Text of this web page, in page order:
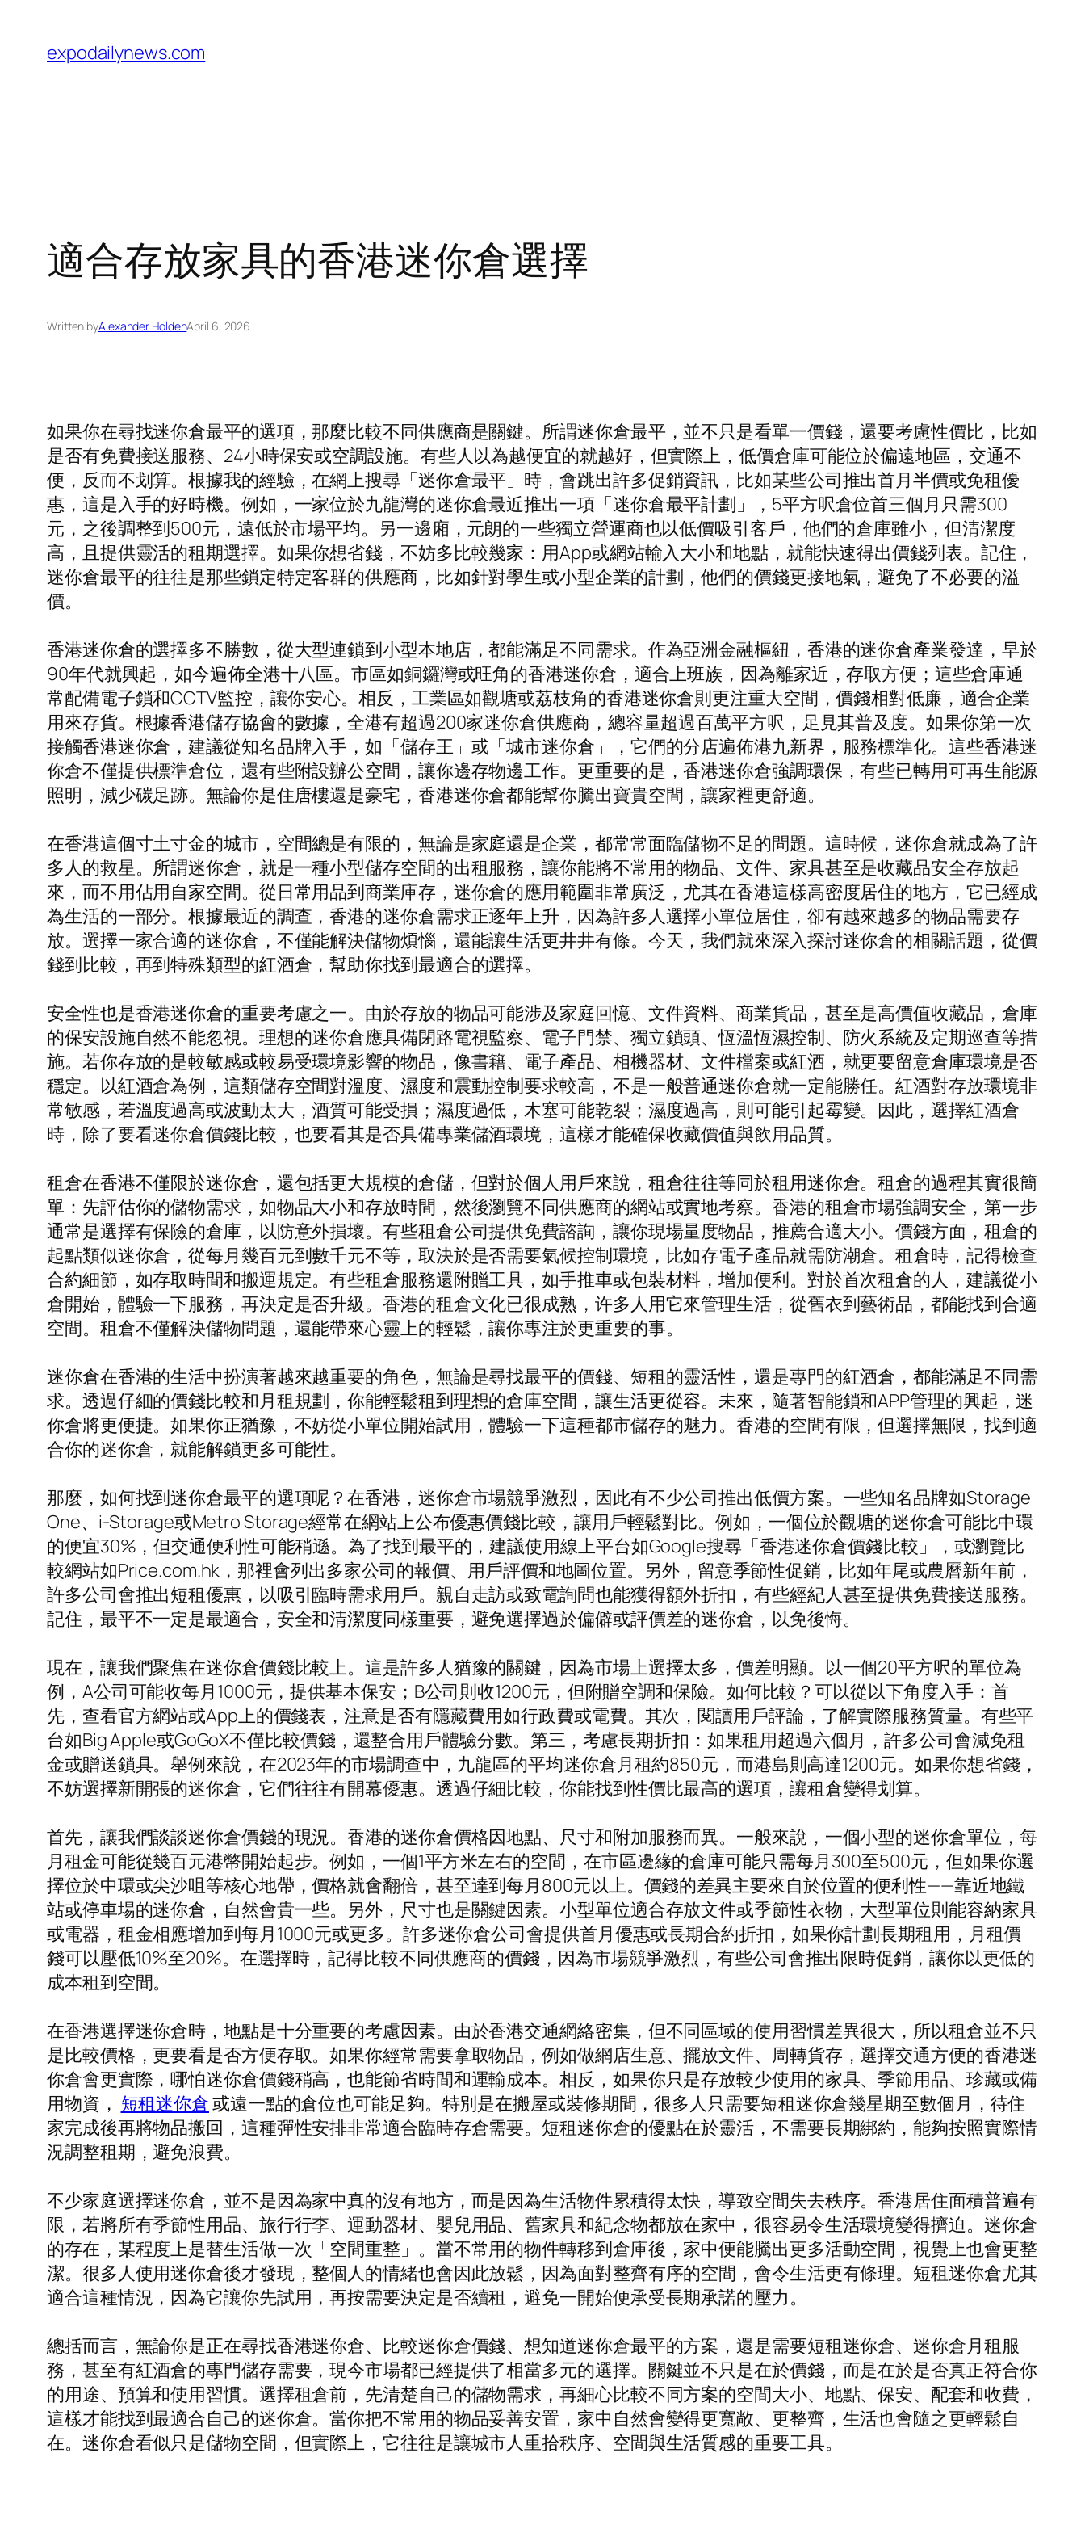
content
expodailynews.com
適合存放家具的香港迷你倉選擇
Written byAlexander HoldenApril 6, 2026
如果你在尋找迷你倉最平的選項，那麼比較不同供應商是關鍵。所謂迷你倉最平，並不只是看單一價錢，還要考慮性價比，比如
是否有免費接送服務、24小時保安或空調設施。有些人以為越便宜的就越好，但實際上，低價倉庫可能位於偏遠地區，交通不
便，反而不划算。根據我的經驗，在網上搜尋「迷你倉最平」時，會跳出許多促銷資訊，比如某些公司推出首月半價或免租優
惠，這是入手的好時機。例如，一家位於九龍灣的迷你倉最近推出一項「迷你倉最平計劃」，5平方呎倉位首三個月只需300
元，之後調整到500元，遠低於市場平均。另一邊廂，元朗的一些獨立營運商也以低價吸引客戶，他們的倉庫雖小，但清潔度
高，且提供靈活的租期選擇。如果你想省錢，不妨多比較幾家：用App或網站輸入大小和地點，就能快速得出價錢列表。記住，
迷你倉最平的往往是那些鎖定特定客群的供應商，比如針對學生或小型企業的計劃，他們的價錢更接地氣，避免了不必要的溢
價。
香港迷你倉的選擇多不勝數，從大型連鎖到小型本地店，都能滿足不同需求。作為亞洲金融樞紐，香港的迷你倉產業發達，早於
90年代就興起，如今遍佈全港十八區。市區如銅鑼灣或旺角的香港迷你倉，適合上班族，因為離家近，存取方便；這些倉庫通
常配備電子鎖和CCTV監控，讓你安心。相反，工業區如觀塘或荔枝角的香港迷你倉則更注重大空間，價錢相對低廉，適合企業
用來存貨。根據香港儲存協會的數據，全港有超過200家迷你倉供應商，總容量超過百萬平方呎，足見其普及度。如果你第一次
接觸香港迷你倉，建議從知名品牌入手，如「儲存王」或「城市迷你倉」，它們的分店遍佈港九新界，服務標準化。這些香港迷
你倉不僅提供標準倉位，還有些附設辦公空間，讓你邊存物邊工作。更重要的是，香港迷你倉強調環保，有些已轉用可再生能源
照明，減少碳足跡。無論你是住唐樓還是豪宅，香港迷你倉都能幫你騰出寶貴空間，讓家裡更舒適。
在香港這個寸土寸金的城市，空間總是有限的，無論是家庭還是企業，都常常面臨儲物不足的問題。這時候，迷你倉就成為了許
多人的救星。所謂迷你倉，就是一種小型儲存空間的出租服務，讓你能將不常用的物品、文件、家具甚至是收藏品安全存放起
來，而不用佔用自家空間。從日常用品到商業庫存，迷你倉的應用範圍非常廣泛，尤其在香港這樣高密度居住的地方，它已經成
為生活的一部分。根據最近的調查，香港的迷你倉需求正逐年上升，因為許多人選擇小單位居住，卻有越來越多的物品需要存
放。選擇一家合適的迷你倉，不僅能解決儲物煩惱，還能讓生活更井井有條。今天，我們就來深入探討迷你倉的相關話題，從價
錢到比較，再到特殊類型的紅酒倉，幫助你找到最適合的選擇。
安全性也是香港迷你倉的重要考慮之一。由於存放的物品可能涉及家庭回憶、文件資料、商業貨品，甚至是高價值收藏品，倉庫
的保安設施自然不能忽視。理想的迷你倉應具備閉路電視監察、電子門禁、獨立鎖頭、恆溫恆濕控制、防火系統及定期巡查等措
施。若你存放的是較敏感或較易受環境影響的物品，像書籍、電子產品、相機器材、文件檔案或紅酒，就更要留意倉庫環境是否
穩定。以紅酒倉為例，這類儲存空間對溫度、濕度和震動控制要求較高，不是一般普通迷你倉就一定能勝任。紅酒對存放環境非
常敏感，若溫度過高或波動太大，酒質可能受損；濕度過低，木塞可能乾裂；濕度過高，則可能引起霉變。因此，選擇紅酒倉
時，除了要看迷你倉價錢比較，也要看其是否具備專業儲酒環境，這樣才能確保收藏價值與飲用品質。
租倉在香港不僅限於迷你倉，還包括更大規模的倉儲，但對於個人用戶來說，租倉往往等同於租用迷你倉。租倉的過程其實很簡
單：先評估你的儲物需求，如物品大小和存放時間，然後瀏覽不同供應商的網站或實地考察。香港的租倉市場強調安全，第一步
通常是選擇有保險的倉庫，以防意外損壞。有些租倉公司提供免費諮詢，讓你現場量度物品，推薦合適大小。價錢方面，租倉的
起點類似迷你倉，從每月幾百元到數千元不等，取決於是否需要氣候控制環境，比如存電子產品就需防潮倉。租倉時，記得檢查
合約細節，如存取時間和搬運規定。有些租倉服務還附贈工具，如手推車或包裝材料，增加便利。對於首次租倉的人，建議從小
倉開始，體驗一下服務，再決定是否升級。香港的租倉文化已很成熟，许多人用它來管理生活，從舊衣到藝術品，都能找到合適
空間。租倉不僅解決儲物問題，還能帶來心靈上的輕鬆，讓你專注於更重要的事。
迷你倉在香港的生活中扮演著越來越重要的角色，無論是尋找最平的價錢、短租的靈活性，還是專門的紅酒倉，都能滿足不同需
求。透過仔細的價錢比較和月租規劃，你能輕鬆租到理想的倉庫空間，讓生活更從容。未來，隨著智能鎖和APP管理的興起，迷
你倉將更便捷。如果你正猶豫，不妨從小單位開始試用，體驗一下這種都市儲存的魅力。香港的空間有限，但選擇無限，找到適
合你的迷你倉，就能解鎖更多可能性。
那麼，如何找到迷你倉最平的選項呢？在香港，迷你倉市場競爭激烈，因此有不少公司推出低價方案。一些知名品牌如Storage
One、i-Storage或Metro Storage經常在網站上公布優惠價錢比較，讓用戶輕鬆對比。例如，一個位於觀塘的迷你倉可能比中環
的便宜30%，但交通便利性可能稍遜。為了找到最平的，建議使用線上平台如Google搜尋「香港迷你倉價錢比較」，或瀏覽比
較網站如Price.com.hk，那裡會列出多家公司的報價、用戶評價和地圖位置。另外，留意季節性促銷，比如年尾或農曆新年前，
許多公司會推出短租優惠，以吸引臨時需求用戶。親自走訪或致電詢問也能獲得額外折扣，有些經紀人甚至提供免費接送服務。
記住，最平不一定是最適合，安全和清潔度同樣重要，避免選擇過於偏僻或評價差的迷你倉，以免後悔。
現在，讓我們聚焦在迷你倉價錢比較上。這是許多人猶豫的關鍵，因為市場上選擇太多，價差明顯。以一個20平方呎的單位為
例，A公司可能收每月1000元，提供基本保安；B公司則收1200元，但附贈空調和保險。如何比較？可以從以下角度入手：首
先，查看官方網站或App上的價錢表，注意是否有隱藏費用如行政費或電費。其次，閱讀用戶評論，了解實際服務質量。有些平
台如Big Apple或GoGoX不僅比較價錢，還整合用戶體驗分數。第三，考慮長期折扣：如果租用超過六個月，許多公司會減免租
金或贈送鎖具。舉例來說，在2023年的市場調查中，九龍區的平均迷你倉月租約850元，而港島則高達1200元。如果你想省錢，
不妨選擇新開張的迷你倉，它們往往有開幕優惠。透過仔細比較，你能找到性價比最高的選項，讓租倉變得划算。
首先，讓我們談談迷你倉價錢的現況。香港的迷你倉價格因地點、尺寸和附加服務而異。一般來說，一個小型的迷你倉單位，每
月租金可能從幾百元港幣開始起步。例如，一個1平方米左右的空間，在市區邊緣的倉庫可能只需每月300至500元，但如果你選
擇位於中環或尖沙咀等核心地帶，價格就會翻倍，甚至達到每月800元以上。價錢的差異主要來自於位置的便利性——靠近地鐵
站或停車場的迷你倉，自然會貴一些。另外，尺寸也是關鍵因素。小型單位適合存放文件或季節性衣物，大型單位則能容納家具
或電器，租金相應增加到每月1000元或更多。許多迷你倉公司會提供首月優惠或長期合約折扣，如果你計劃長期租用，月租價
錢可以壓低10%至20%。在選擇時，記得比較不同供應商的價錢，因為市場競爭激烈，有些公司會推出限時促銷，讓你以更低的
成本租到空間。
在香港選擇迷你倉時，地點是十分重要的考慮因素。由於香港交通網絡密集，但不同區域的使用習慣差異很大，所以租倉並不只
是比較價格，更要看是否方便存取。如果你經常需要拿取物品，例如做網店生意、擺放文件、周轉貨存，選擇交通方便的香港迷
你倉會更實際，哪怕迷你倉價錢稍高，也能節省時間和運輸成本。相反，如果你只是存放較少使用的家具、季節用品、珍藏或備
用物資， 短租迷你倉或遠一點的倉位也可能足夠。特別是在搬屋或裝修期間，很多人只需要短租迷你倉幾星期至數個月，待住
家完成後再將物品搬回，這種彈性安排非常適合臨時存倉需要。短租迷你倉的優點在於靈活，不需要長期綁約，能夠按照實際情
況調整租期，避免浪費。
不少家庭選擇迷你倉，並不是因為家中真的沒有地方，而是因為生活物件累積得太快，導致空間失去秩序。香港居住面積普遍有
限，若將所有季節性用品、旅行行李、運動器材、嬰兒用品、舊家具和紀念物都放在家中，很容易令生活環境變得擠迫。迷你倉
的存在，某程度上是替生活做一次「空間重整」。當不常用的物件轉移到倉庫後，家中便能騰出更多活動空間，視覺上也會更整
潔。很多人使用迷你倉後才發現，整個人的情緒也會因此放鬆，因為面對整齊有序的空間，會令生活更有條理。短租迷你倉尤其
適合這種情況，因為它讓你先試用，再按需要決定是否續租，避免一開始便承受長期承諾的壓力。
總括而言，無論你是正在尋找香港迷你倉、比較迷你倉價錢、想知道迷你倉最平的方案，還是需要短租迷你倉、迷你倉月租服
務，甚至有紅酒倉的專門儲存需要，現今市場都已經提供了相當多元的選擇。關鍵並不只是在於價錢，而是在於是否真正符合你
的用途、預算和使用習慣。選擇租倉前，先清楚自己的儲物需求，再細心比較不同方案的空間大小、地點、保安、配套和收費，
這樣才能找到最適合自己的迷你倉。當你把不常用的物品妥善安置，家中自然會變得更寬敞、更整齊，生活也會隨之更輕鬆自
在。迷你倉看似只是儲物空間，但實際上，它往往是讓城市人重拾秩序、空間與生活質感的重要工具。